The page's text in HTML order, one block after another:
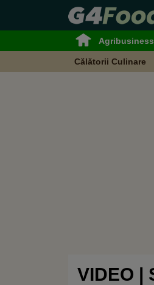
Agribusiness
Călătorii Culinare
VIDEO |